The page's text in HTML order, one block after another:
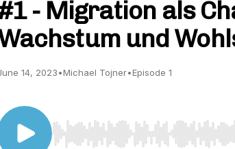
- Migration als
und
14, 2023•Michael Tojner•Episode 1
Use Left/Right to seek, Home/End